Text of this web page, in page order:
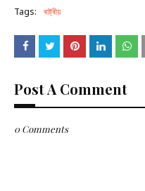
Tags: ৰাষ্ট্ৰীয়
Post A Comment
0 Comments